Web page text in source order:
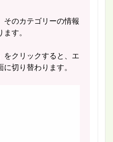
そのカテゴリーの情報
す。
をクリックすると、エ
切り替わります。